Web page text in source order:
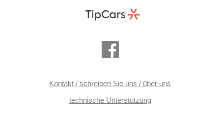
Kontakt / schreiben Sie uns / über uns
technische Unterstützung